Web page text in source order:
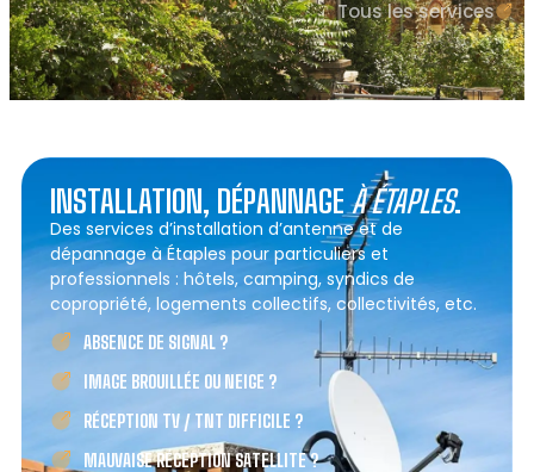
Tous les services
INSTALLATION, DÉPANNAGEÀ ÉTAPLES.
Des services d’installation d’antenne et de
dépannage à Étaples pour particuliers et
professionnels : hôtels, camping, syndics de
copropriété, logements collectifs, collectivités, etc.
ABSENCE DE SIGNAL ?
IMAGE BROUILLÉE OU NEIGE ?
RÉCEPTION TV / TNT DIFFICILE ?
MAUVAISE RÉCEPTION SATELLITE ?